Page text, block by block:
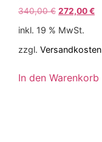
340,00€ 272,00€
inkl. 19 % MwSt.
zzgl. Versandkosten
In den Warenkorb